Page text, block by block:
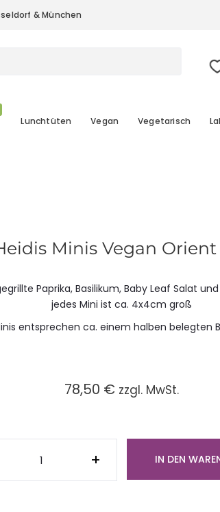
(a.M.), Düsseldorf, Köln und München
& München
Lunchtüten Vegan Vegetarisch
Minis Vegan Orient
Paprika, Basilikum, Baby Leaf Salat
jedes Mini ist ca. 4x4cm groß
entsprechen ca. einem halben belegten
78,50 € zzgl. MwSt.
Platte
Heidis
Minis
Orient
+ IN DEN